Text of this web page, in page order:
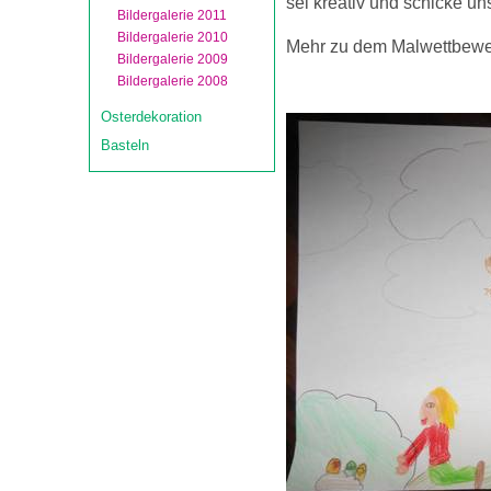
Bildergalerie 2011
Bildergalerie 2010
Bildergalerie 2009
Bildergalerie 2008
Osterdekoration
Basteln
Mehr zu dem